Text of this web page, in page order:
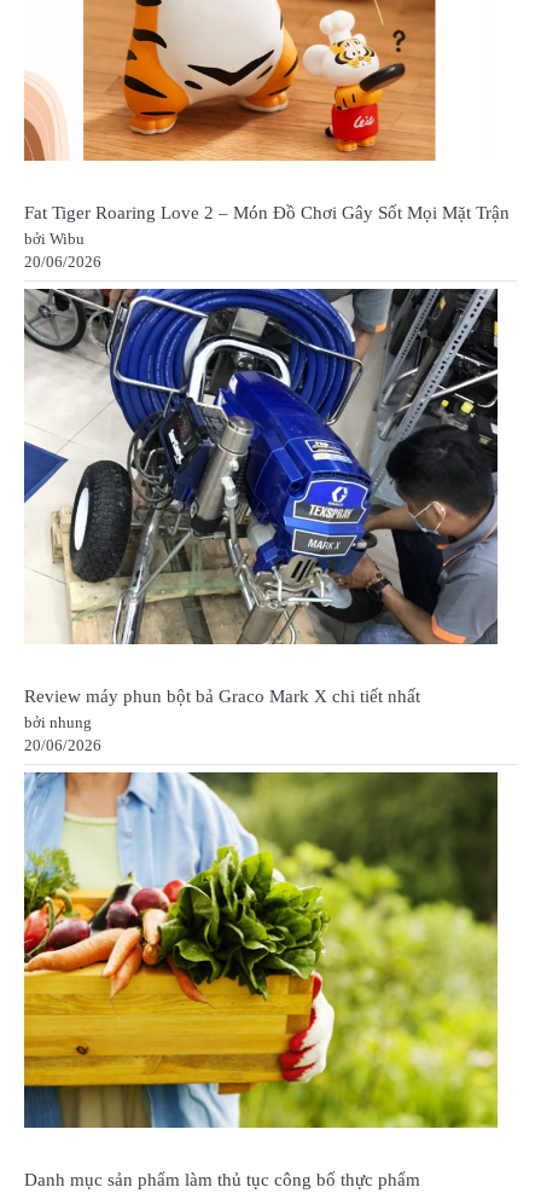
Fat Tiger Roaring Love 2 – Món Đồ Chơi Gây Sốt Mọi Mặt Trận
bởi Wibu
20/06/2026
Review máy phun bột bả Graco Mark X chi tiết nhất
bởi nhung
20/06/2026
Danh mục sản phẩm làm thủ tục công bố thực phẩm